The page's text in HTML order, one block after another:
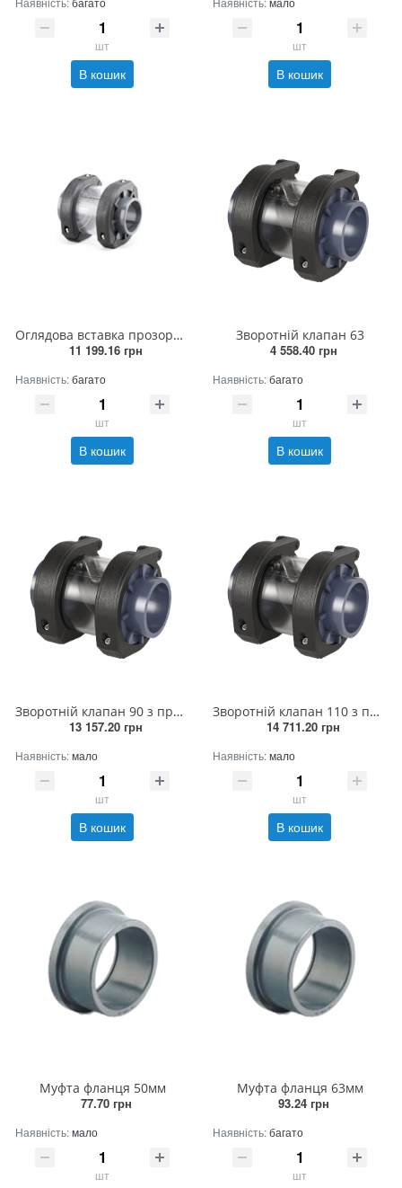
шт
В кошик
шт
В кошик
Оглядова вставка прозора 200 мм
11 199.16 грн
Наявність:багато
шт
В кошик
Зворотній клапан 63
4 558.40 грн
Наявність:багато
шт
В кошик
Зворотній клапан 90 з прозорим корпусом
13 157.20 грн
Наявність:мало
шт
В кошик
Зворотній клапан 110 з прозорим корпусом
14 711.20 грн
Наявність:мало
шт
В кошик
Муфта фланця 50мм
77.70 грн
Наявність:мало
шт
Муфта фланця 63мм
93.24 грн
Наявність:багато
шт